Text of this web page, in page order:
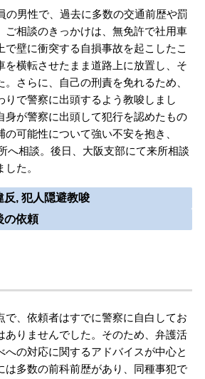
のお手紙
コミ評判
て知りたい方
ベース
の男性で、過去に多数の交通前歴や罰
ご相談のきっかけは、無免許で社用車
で壁に衝突する自損事故を起こしたこ
を横転させたまま道路上に放置し、そ
さらに、自己の刑責を免れるため、
りで警察に出頭するよう教唆しまし
身が警察に出頭して犯行を認めたもの
可能性について強い不安を抱き、
へ相談。後日、大阪支部にて来所相談
た。
反, 犯人隠避教唆
の依頼
で、依頼者はすでに警察に自白してお
ありませんでした。そのため、弁護活
への対応に関するアドバイスが中心と
は多数の前科前歴があり、同種事犯で